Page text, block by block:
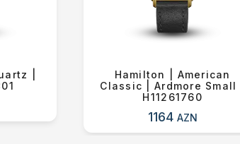
|
Hamilton | American
Classic | Ardmore Small |
H11261760
1164 AZN